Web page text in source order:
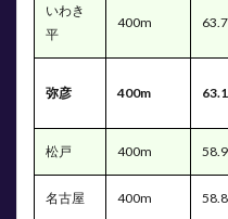
いわき
平
400m
弥彦 400m
松戸 400m
名古屋 400m